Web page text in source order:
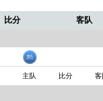
比分 客队
主队 比分 客